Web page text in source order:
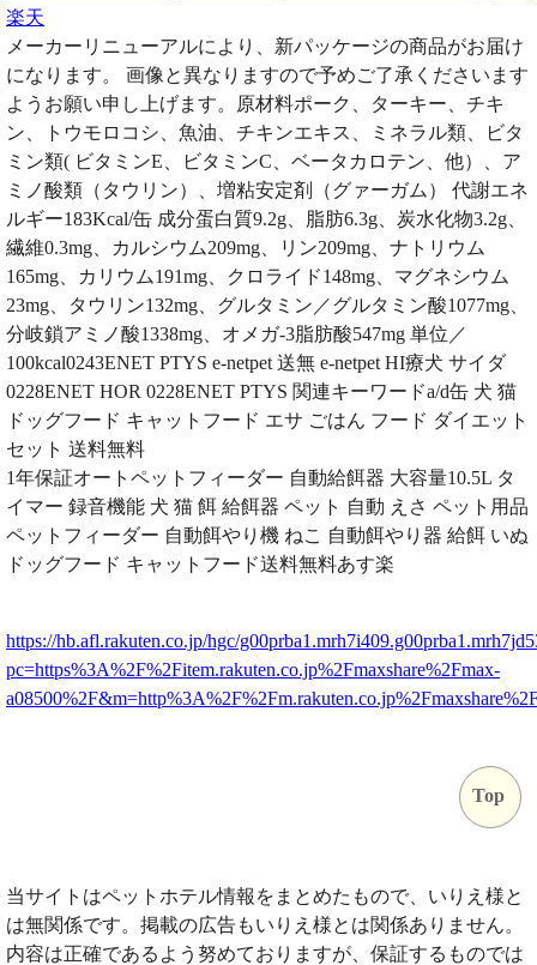
楽天
メーカーリニューアルにより、新パッケージの商品がお届け
になります。 画像と異なりますので予めご了承くださいます
ようお願い申し上げます。原材料ポーク、ターキー、チキ
ン、トウモロコシ、魚油、チキンエキス、ミネラル類、ビタ
ミン類( ビタミンE、ビタミンC、ベータカロテン、他）、ア
ミノ酸類（タウリン）、増粘安定剤（グァーガム） 代謝エネ
ルギー183Kcal/缶 成分蛋白質9.2g、脂肪6.3g、炭水化物3.2g、
繊維0.3mg、カルシウム209mg、リン209mg、ナトリウム
165mg、カリウム191mg、クロライド148mg、マグネシウム
23mg、タウリン132mg、グルタミン／グルタミン酸1077mg、
分岐鎖アミノ酸1338mg、オメガ-3脂肪酸547mg 単位／
100kcal0243ENET PTYS e-netpet 送無 e-netpet HI療犬 サイダ
0228ENET HOR 0228ENET PTYS 関連キーワードa/d缶 犬 猫
ドッグフード キャットフード エサ ごはん フード ダイエット
セット 送料無料
1年保証オートペットフィーダー 自動給餌器 大容量10.5L タ
イマー 録音機能 犬 猫 餌 給餌器 ペット 自動 えさ ペット用品
ペットフィーダー 自動餌やり機 ねこ 自動餌やり器 給餌 いぬ
ドッグフード キャットフード送料無料あす楽
https://hb.afl.rakuten.co.jp/hgc/
pc=https%3A%2F%2Fitem.rakuten.co.jp%2Fmaxshare%2Fmax-
Top
当サイトはペットホテル情報をまとめたもので、いりえ様と
は無関係です。掲載の広告もいりえ様とは関係ありません。
内容は正確であるよう努めておりますが、保証するものでは